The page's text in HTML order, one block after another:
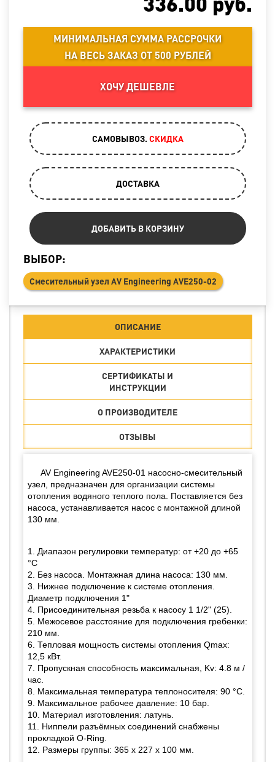
МИНИМАЛЬНАЯ СУММА РАССРОЧКИ
НА ВЕСЬ ЗАКАЗ ОТ 500 РУБЛЕЙ
ХОЧУ ДЕШЕВЛЕ
САМОВЫВОЗ. CКИДКА
ДОСТАВКА
ДОБАВИТЬ В КОРЗИНУ
ВЫБОР:
Cмесительный узел AV Engineering AVE250-02
ОПИСАНИЕ
ХАРАКТЕРИСТИКИ
СЕРТИФИКАТЫ И
ИНСТРУКЦИИ
О ПРОИЗВОДИТЕЛЕ
ОТЗЫВЫ
AV Engineering AVE250-01 насосно-смесительный
узел, предназначен для организации системы
отопления водяного теплого пола. Поставляется без
насоса, устанавливается насос с монтажной длиной
130 мм.
1. Диапазон регулировки температур: от +20 до +65
°С
2. Без насоса. Монтажная длина насоса: 130 мм.
3. Нижнее подключение к системе отопления.
Диаметр подключения 1"
4. Присоединительная резьба к насосу 1 1/2" (25).
5. Межосевое расстояние для подключения гребенки:
210 мм.
6. Тепловая мощность системы отопления Qmax:
12,5 кВт.
7. Пропускная способность максимальная, Kv: 4.8 м /
час.
8. Максимальная температура теплоносителя: 90 °С.
9. Максимальное рабочее давление: 10 бар.
10. Материал изготовления: латунь.
11. Ниппели разъёмных соединений снабжены
прокладкой O-Ring.
12. Размеры группы: 365 х 227 х 100 мм.